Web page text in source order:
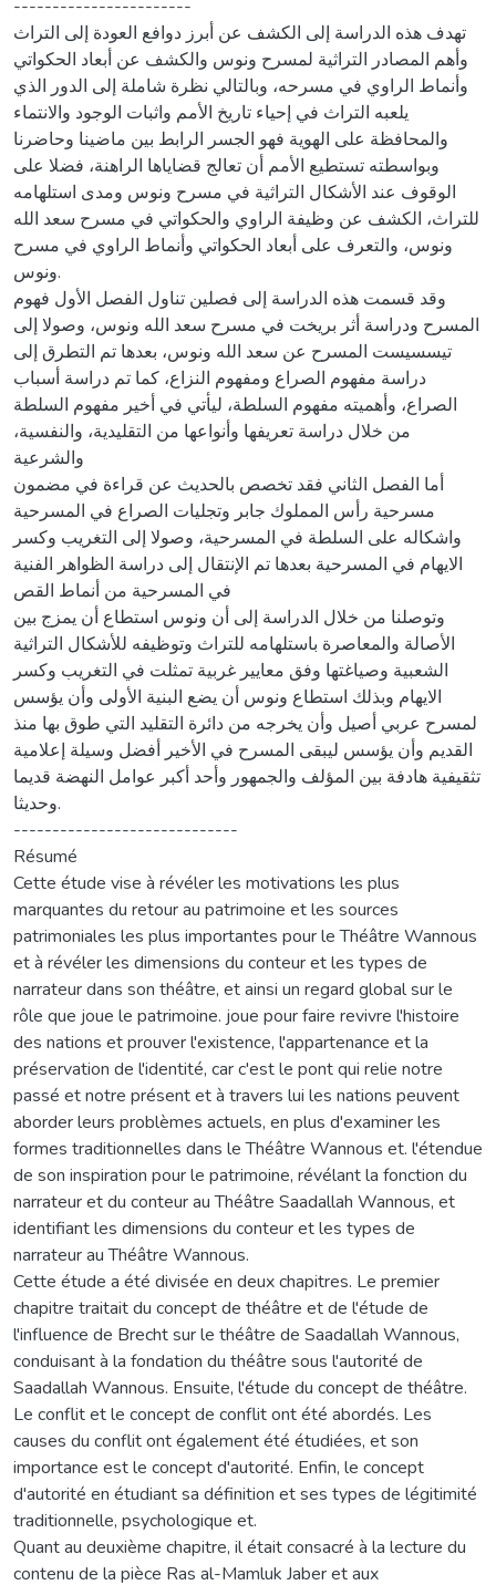
-----------------------
تهدف هذه الدراسة إلى الكشف عن أبرز دوافع العودة إلى التراث
وأهم المصادر التراثية لمسرح ونوس والكشف عن أبعاد الحكواتي
وأنماط الراوي في مسرحه، وبالتالي نظرة شاملة إلى الدور الذي
يلعبه التراث في إحياء تاريخ الأمم واثبات الوجود والانتماء
والمحافظة على الهوية فهو الجسر الرابط بين ماضينا وحاضرنا
وبواسطته تستطيع الأمم أن تعالج قضاياها الراهنة، فضلا على
الوقوف عند الأشكال التراثية في مسرح ونوس ومدى استلهامه
للتراث، الكشف عن وظيفة الراوي والحكواتي في مسرح سعد الله
ونوس، والتعرف على أبعاد الحكواتي وأنماط الراوي في مسرح
ونوس.
وقد قسمت هذه الدراسة إلى فصلين تناول الفصل الأول فهوم
المسرح ودراسة أثر بريخت في مسرح سعد الله ونوس، وصولا إلى
تيسسيست المسرح عن سعد الله ونوس، بعدها تم التطرق إلى
دراسة مفهوم الصراع ومفهوم النزاع، كما تم دراسة أسباب
الصراع، وأهميته مفهوم السلطة، ليأتي في أخير مفهوم السلطة
من خلال دراسة تعريفها وأنواعها من التقليدية، والنفسية،
والشرعية
أما الفصل الثاني فقد تخصص بالحديث عن قراءة في مضمون
مسرحية رأس المملوك جابر وتجليات الصراع في المسرحية
واشكاله على السلطة في المسرحية، وصولا إلى التغريب وكسر
الايهام في المسرحية بعدها تم الإنتقال إلى دراسة الظواهر الفنية
في المسرحية من أنماط القص
وتوصلنا من خلال الدراسة إلى أن ونوس استطاع أن يمزج بين
الأصالة والمعاصرة باستلهامه للتراث وتوظيفه للأشكال التراثية
الشعبية وصياغتها وفق معايير غربية تمثلت في التغريب وكسر
الايهام وبذلك استطاع ونوس أن يضع البنية الأولى وأن يؤسس
لمسرح عربي أصيل وأن يخرجه من دائرة التقليد التي طوق بها منذ
القديم وأن يؤسس ليبقى المسرح في الأخير أفضل وسيلة إعلامية
تثقيفية هادفة بين المؤلف والجمهور وأحد أكبر عوامل النهضة قديما
وحديثا.
-----------------------------
Résumé
Cette étude vise à révéler les motivations les plus
marquantes du retour au patrimoine et les sources
patrimoniales les plus importantes pour le Théâtre Wannous
et à révéler les dimensions du conteur et les types de
narrateur dans son théâtre, et ainsi un regard global sur le
rôle que joue le patrimoine. joue pour faire revivre l'histoire
des nations et prouver l'existence, l'appartenance et la
préservation de l'identité, car c'est le pont qui relie notre
passé et notre présent et à travers lui les nations peuvent
aborder leurs problèmes actuels, en plus d'examiner les
formes traditionnelles dans le Théâtre Wannous et. l'étendue
de son inspiration pour le patrimoine, révélant la fonction du
narrateur et du conteur au Théâtre Saadallah Wannous, et
identifiant les dimensions du conteur et les types de
narrateur au Théâtre Wannous.
Cette étude a été divisée en deux chapitres. Le premier
chapitre traitait du concept de théâtre et de l'étude de
l'influence de Brecht sur le théâtre de Saadallah Wannous,
conduisant à la fondation du théâtre sous l'autorité de
Saadallah Wannous. Ensuite, l'étude du concept de théâtre.
Le conflit et le concept de conflit ont été abordés. Les
causes du conflit ont également été étudiées, et son
importance est le concept d'autorité. Enfin, le concept
d'autorité en étudiant sa définition et ses types de légitimité
traditionnelle, psychologique et.
Quant au deuxième chapitre, il était consacré à la lecture du
contenu de la pièce Ras al-Mamluk Jaber et aux